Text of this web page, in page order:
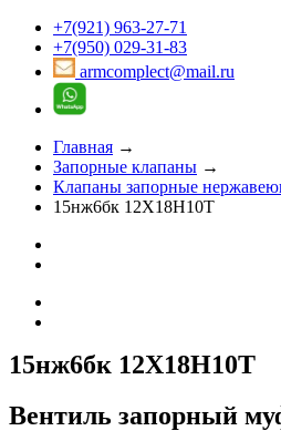
+7(921) 963-27-71
+7(950) 029-31-83
armcomplect@mail.ru
Главная →
Запорные клапаны →
Клапаны запорные
15нж6бк 12Х18Н10Т
15нж6бк 12Х18Н10Т
Вентиль запорный